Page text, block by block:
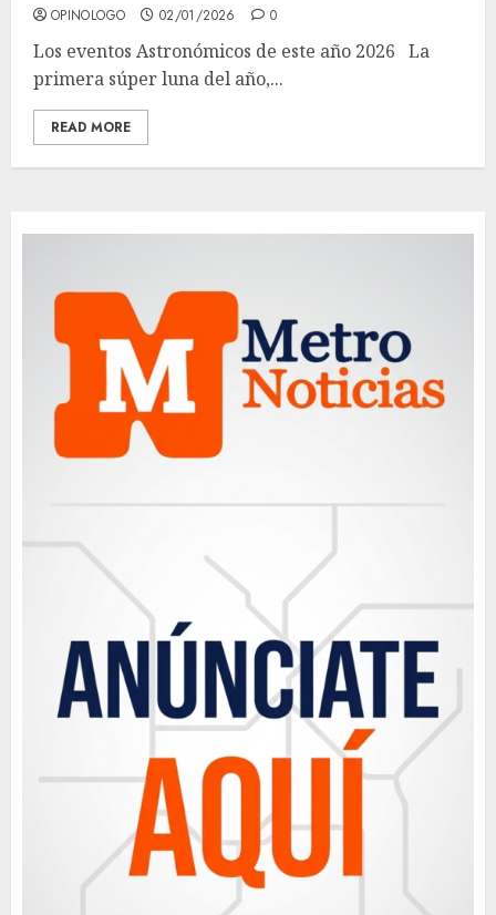
OPINOLOGO 02/01/2026 0
Los eventos Astronómicos de este año 2026 La
primera súper luna del año,...
READ MORE